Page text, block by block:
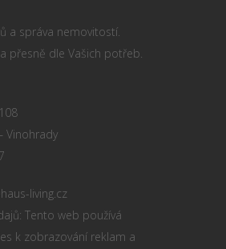
a správa nemovitostí.
přesně dle Vašich potřeb.
Vinohrady
living.cz
Tento web používá
k zobrazování reklam a